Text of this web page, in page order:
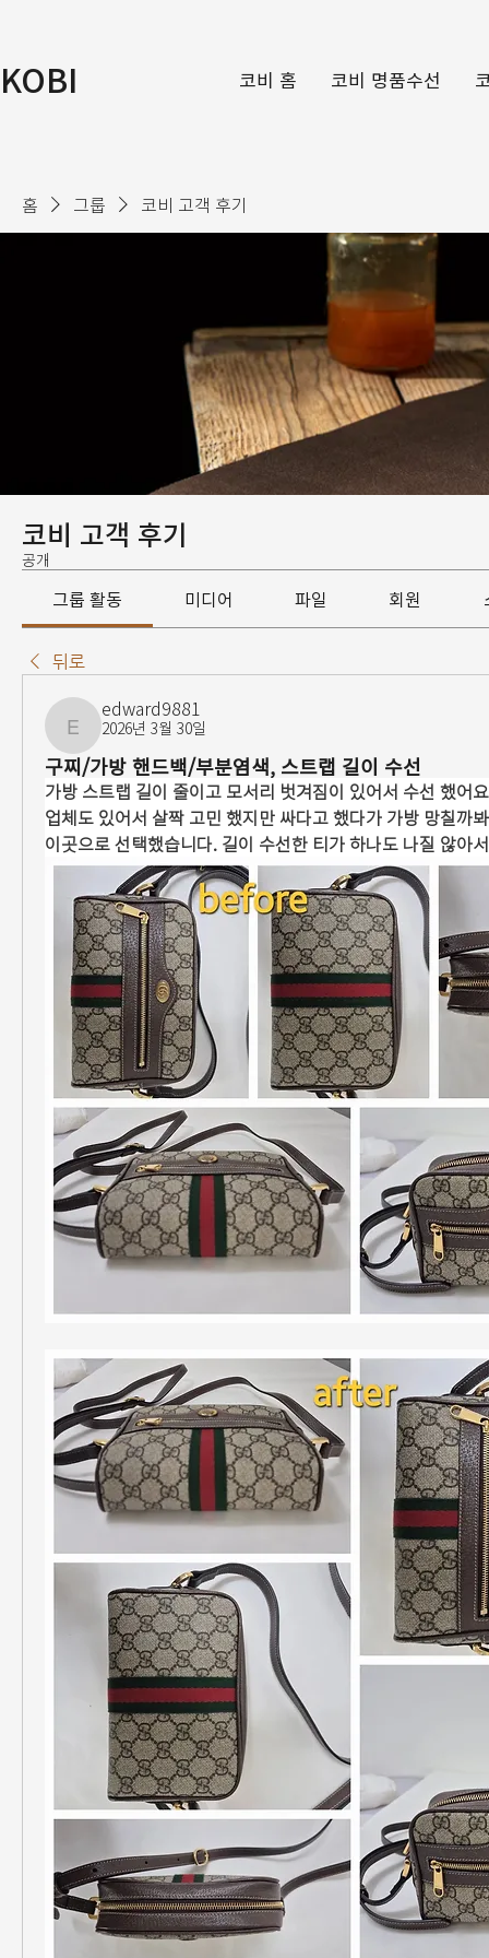
KOBI 코비 홈 코비 명품수선
홈 그룹 코비 고객 후기
코비 고객 후기
공개
그룹 활동 미디어 파일 회원
뒤로
edward9881
edward9881
2026년 3월 30일
구찌/가방 핸드백/부분염색, 스트랩 길이 수선
가방 스트랩 길이 줄이고 모서리 벗겨짐이 있어서 수선 했어
업체도 있어서 살짝 고민 했지만 싸다고 했다가 가방 망칠까
이곳으로 선택했습니다. 길이 수선한 티가 하나도 나질 않아